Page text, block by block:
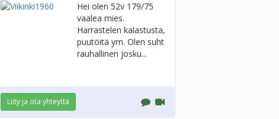
Hei olen 52v 179/75
vaalea mies.
Harrastelen kalastusta,
puutöitä ym. Olen suht
rauhallinen josku...
Liity ja ota yhteyttä